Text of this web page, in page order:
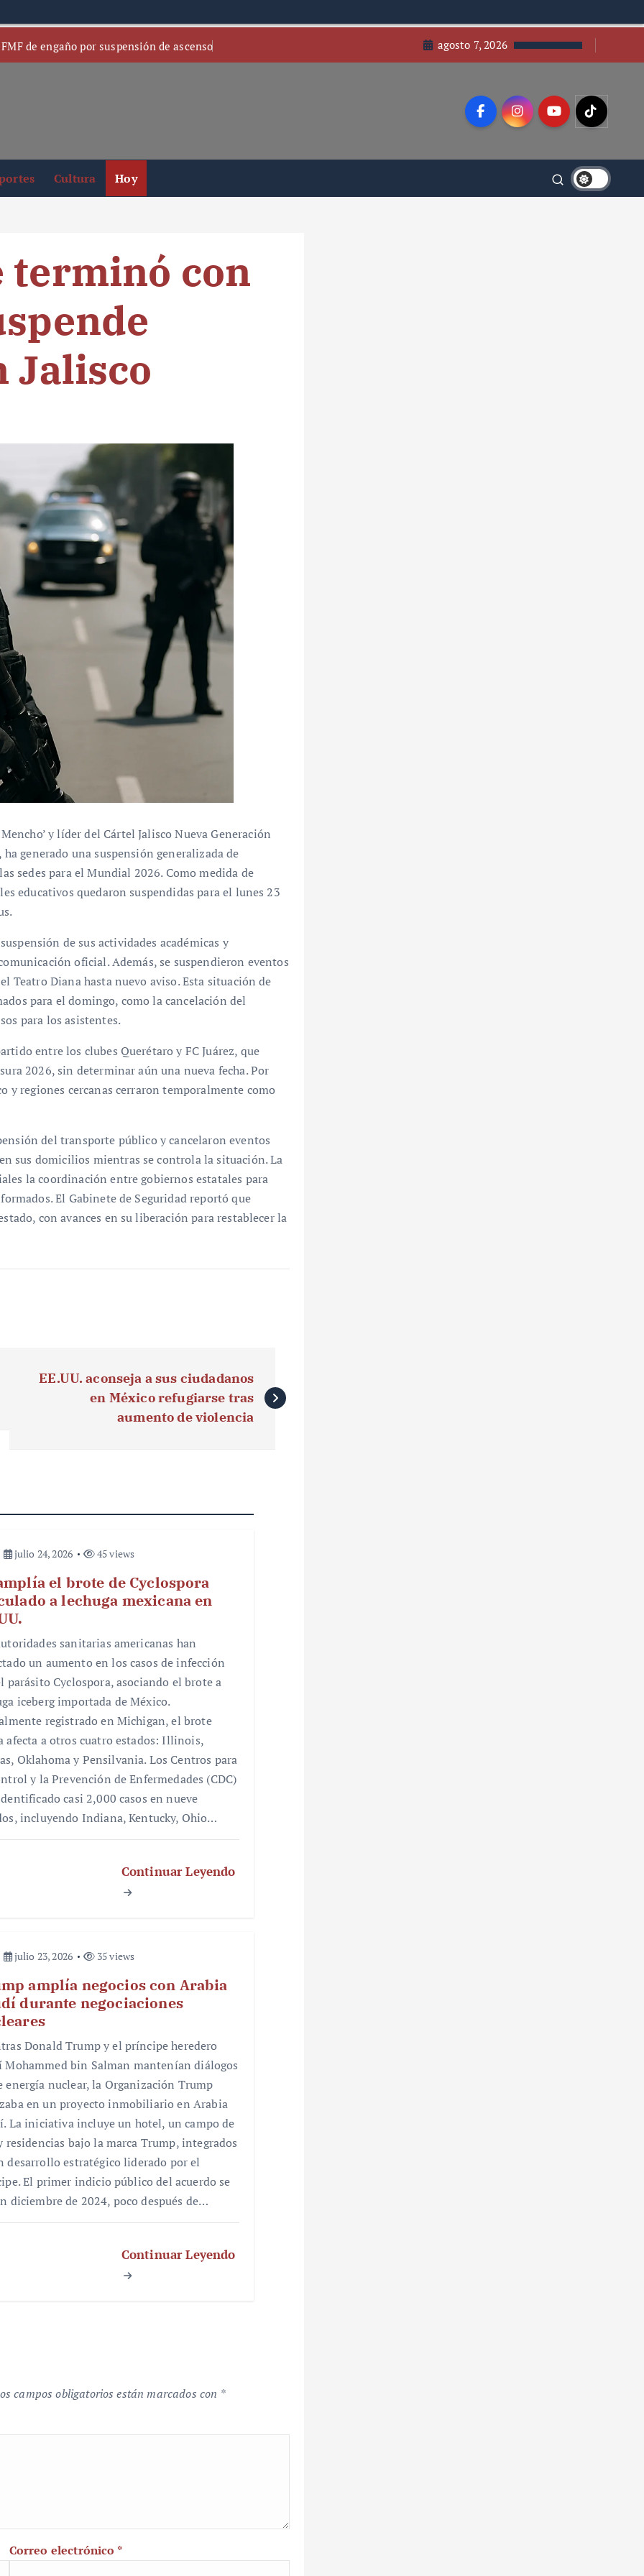
de engaño por suspensión de ascenso agosto 7, 2026
Cultura Hoy
terminó con
Jalisco
y líder del Cártel Jalisco Nueva Generación
generado una suspensión generalizada de
sedes para el Mundial 2026. Como medida de
educativos quedaron suspendidas para el lunes 23
de sus actividades académicas y
oficial. Además, se suspendieron eventos
Teatro Diana hasta nuevo aviso. Esta situación de
para el domingo, como la cancelación del
para los asistentes.
entre los clubes Querétaro y FC Juárez, que
2026, sin determinar aún una nueva fecha. Por
y regiones cercanas cerraron temporalmente como
del transporte público y cancelaron eventos
sus domicilios mientras se controla la situación. La
la coordinación entre gobiernos estatales para
El Gabinete de Seguridad reportó que
con avances en su liberación para restablecer la
EE.UU. aconseja a sus ciudadanos
en México refugiarse tras
aumento de violencia
julio 24, 2026 45 views
el brote de Cyclospora
a lechuga mexicana en
sanitarias americanas han
un aumento en los casos de infección
parásito Cyclospora, asociando el brote a
iceberg importada de México.
registrado en Michigan, el brote
afecta a otros cuatro estados: Illinois,
Oklahoma y Pensilvania. Los Centros para
y la Prevención de Enfermedades (CDC)
casi 2,000 casos en nueve
incluyendo Indiana, Kentucky, Ohio…
Continuar Leyendo
julio 23, 2026 35 views
amplía negocios con Arabia
durante negociaciones
Donald Trump y el príncipe heredero
Mohammed bin Salman mantenían diálogos
energía nuclear, la Organización Trump
en un proyecto inmobiliario en Arabia
La iniciativa incluye un hotel, un campo de
residencias bajo la marca Trump, integrados
desarrollo estratégico liderado por el
El primer indicio público del acuerdo se
diciembre de 2024, poco después de…
Continuar Leyendo
campos obligatorios están marcados con *
Correo electrónico *